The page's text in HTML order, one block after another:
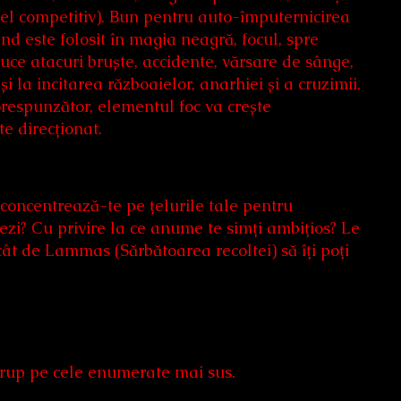
competitiv). Bun pentru auto-împuternicirea
este folosit în magia neagră, focul, spre
atacuri bruște, accidente, vărsare de sânge,
la incitarea războaielor, anarhiei și a cruzimii.
elementul foc va crește
direcționat.
te pe țelurile tale pentru
Cu privire la ce anume te simți ambițios? Le
de Lammas (Sărbătoarea recoltei) să îți poți
pe cele enumerate mai sus.